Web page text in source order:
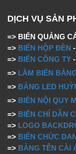
DỊCH VỤ SẢN
=> BIỂN QUẢNG
=> BIỂN HỘP ĐÈN -
=> BIỂN CÔNG TY -
=> LÀM BIỂN
=> BẢNG LED
=> BIỂN NỘI QUY
=> BIỂN CHỈ DẪN
=> LOGO
=> BIỂN CHỨC
=> BẢNG TÊN CÀI